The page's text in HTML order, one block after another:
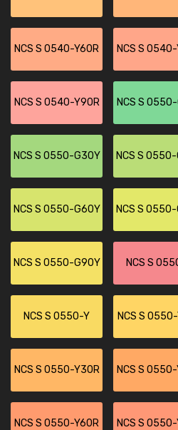
NCS S 0540-Y60R NCS S
NCS S 0540-Y90R NCS S
NCS S 0550-G30Y NCS S
NCS S 0550-G60Y NCS S
NCS S 0550-G90Y NCS S
NCS S 0550-Y NCS S
NCS S 0550-Y30R NCS S
NCS S 0550-Y60R NCS S